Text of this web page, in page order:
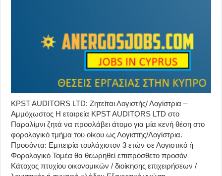
KPST AUDITORS LTD: Ζητείται Λογιστής/ Λογίστρια –
Αμμόχωστος Η εταιρεία KPST AUDITORS LTD στο
Παραλίμνι ζητά να προσλάβει άτομο για μία κενή θέση στο
φορολογικό τμήμα του οίκου ως Λογιστής/Λογίστρια.
Προσόντα: Εμπειρία τουλάχιστον 3 ετών σε Λογιστικό ή
Φορολογικό Τομέα θα θεωρηθεί επιπρόσθετο προσόν
Κάτοχος πτυχίου οικονομικών / διοίκησης επιχειρήσεων /